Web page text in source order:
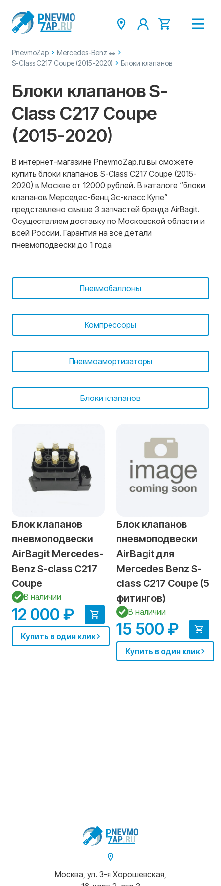
PnevmoZap
Mercedes-Benz 🚗
S-Class C217 Coupe (2015-2020)
Блоки клапанов
Блоки клапанов S-
Class C217 Coupe
(2015-2020)
В интернет-магазине PnevmoZap.ru вы сможете
купить блоки клапанов S-Class C217 Coupe (2015-
2020) в Москве от 12000 рублей. В каталоге “блоки
клапанов Мерседес-бенц Эс-класс Купе”
представлено свыше 3 запчастей бренда AirBagit.
Осуществляем доставку по Московской области и
всей России. Гарантия на все детали
пневмоподвески до 1 года
Пневмобаллоны
Компрессоры
Пневмоамортизаторы
Блоки клапанов
Блок клапанов
пневмоподвески
AirBagit Mercedes-
Benz S-class С217
Coupe
В наличии
12 000 ₽
Купить в один клик
Блок клапанов
пневмоподвески
AirBagit для
Mercedes Benz S-
class С217 Coupe (5
фитингов)
В наличии
15 500 ₽
Купить в один клик
Москва, ул. 3-я Хорошевская,